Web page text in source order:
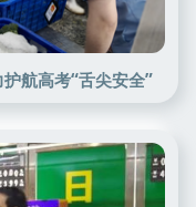
航高考“舌尖安全”